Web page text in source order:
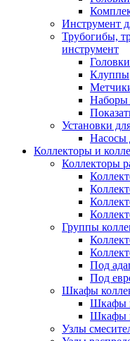
Инструмент
Трубогибы,
инструмент
Клуппы
Наборы
Установки
Насосы
Коллекторы и
Коллекторы
Группы
Под
Под
Шкафы
Шкафы
Шкафы
Узлы